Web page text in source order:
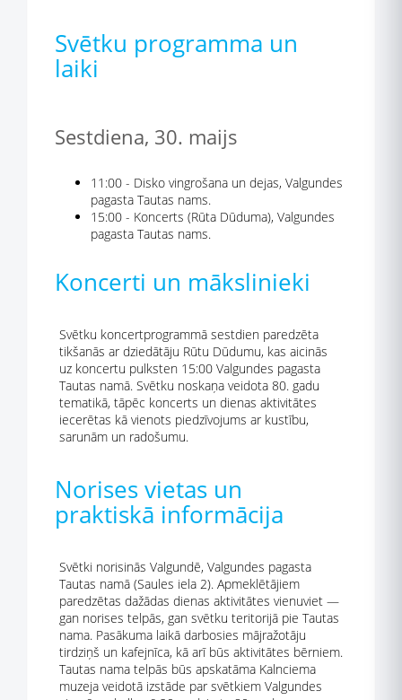
Svētku programma un
laiki
Sestdiena, 30. maijs
11:00 - Disko vingrošana un dejas, Valgundes
pagasta Tautas nams.
15:00 - Koncerts (Rūta Dūduma), Valgundes
pagasta Tautas nams.
Koncerti un mākslinieki
Svētku koncertprogrammā sestdien paredzēta
tikšanās ar dziedātāju Rūtu Dūdumu, kas aicinās
uz koncertu pulksten 15:00 Valgundes pagasta
Tautas namā. Svētku noskaņa veidota 80. gadu
tematikā, tāpēc koncerts un dienas aktivitātes
iecerētas kā vienots piedzīvojums ar kustību,
sarunām un radošumu.
Norises vietas un
praktiskā informācija
Svētki norisinās Valgundē, Valgundes pagasta
Tautas namā (Saules iela 2). Apmeklētājiem
paredzētas dažādas dienas aktivitātes vienuviet —
gan norises telpās, gan svētku teritorijā pie Tautas
nama. Pasākuma laikā darbosies mājražotāju
tirdziņš un kafejnīca, kā arī būs aktivitātes bērniem.
Tautas nama telpās būs apskatāma Kalnciema
muzeja veidotā izstāde par svētkiem Valgundes